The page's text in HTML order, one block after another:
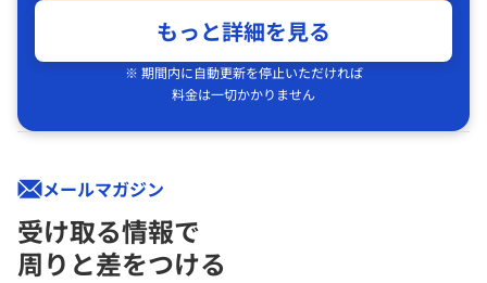
もっと詳細を見る
※ 期間内に自動更新を停止いただければ
料金は一切かかりません
メールマガジン
受け取る情報で
周りと差をつける